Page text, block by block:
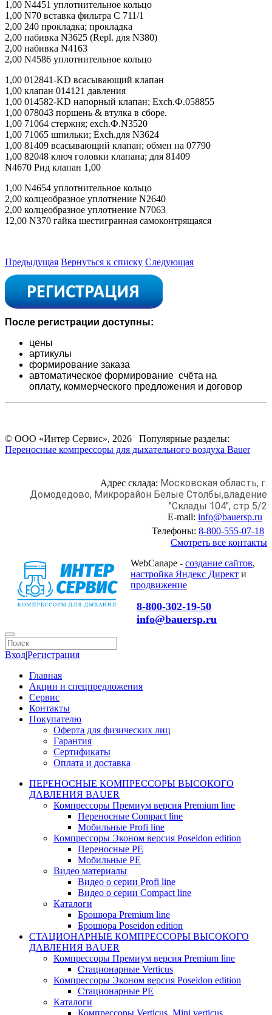
1,00 N4451 уплотнительное кольцо
1,00 N70 вставка фильтра C 711/1
2,00 240 прокладка; прокладка
2,00 набивка N3625 (Repl. для N380)
2,00 набивка N4163
2,00 N4586 уплотнительное кольцо
1,00 012841-KD всасывающий клапан
1,00 клапан 014121 давления
1,00 014582-KD напорный клапан; Exch.Ф.058855
1,00 078043 поршень & втулка в сборе.
1,00 71064 стержня; exch.Ф.N3520
1,00 71065 шпильки; Exch.для N3624
1,00 81409 всасывающий клапан; обмен на 07790
1,00 82048 ключ головки клапана; для 81409
N4670 Рид клапан 1,00
1,00 N4654 уплотнительное кольцо
2,00 колцеобразное уплотнение N2640
2,00 колцеобразное уплотнение N7063
12,00 N370 гайка шестигранная самоконтрящаяся
Предыдущая Вернуться к списку Следующая
После регистрации доступны:
цены
артикулы
формирование заказа
автоматическое формирование счёта на
оплату, коммерческого предложения и договор
© ООО «Интер Сервис», 2026 Популярные разделы:
Переносные компрессоры для дыхательного воздуха Bauer
Адрес склада: Московская область, г.
Домодедово, Микрорайон Белые Столбы,владение
"Склады 104", стр 5/2
E-mail: info@bauersp.ru
Телефоны: 8-800-555-07-18
Смотреть все контакты
WebCanape - создание сайтов,
настройка Яндекс Директ и
продвижение
8-800-302-19-50
info@bauersp.ru
Вход|Регистрация
Главная
Акции и спецпредложения
Сервис
Контакты
Покупателю
Оферта для физических лиц
Гарантия
Сертификаты
Оплата и доставка
ПЕРЕНОСНЫЕ КОМПРЕССОРЫ ВЫСОКОГО
ДАВЛЕНИЯ BAUER
Компрессоры Премиум версия Premium line
Переносные Compact line
Мобильные Profi line
Компрессоры Эконом версия Poseidon edition
Переносные PE
Мобильные PE
Видео материалы
Видео о серии Profi line
Видео о серии Compact line
Каталоги
Брошюра Premium line
Брошюра Poseidon edition
СТАЦИОНАРНЫЕ КОМПРЕССОРЫ ВЫСОКОГО
ДАВЛЕНИЯ BAUER
Компрессоры Премиум версия Premium line
Стационарные Verticus
Компрессоры Эконом версия Poseidon edition
Стационарные PE
Каталоги